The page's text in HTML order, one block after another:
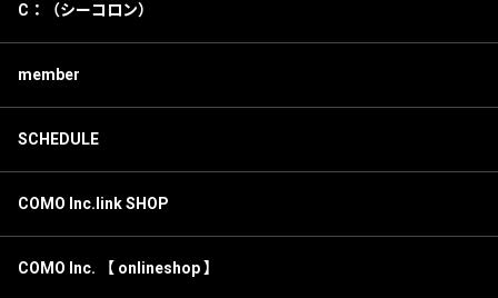
C：（シーコロン）
member
SCHEDULE
COMO Inc.link SHOP
COMO Inc. 【 onlineshop 】